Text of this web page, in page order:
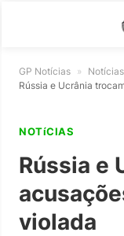
GP Notícias » Notícias
Rússia e Ucrânia
NOTíCIAS
Rússia e
violada